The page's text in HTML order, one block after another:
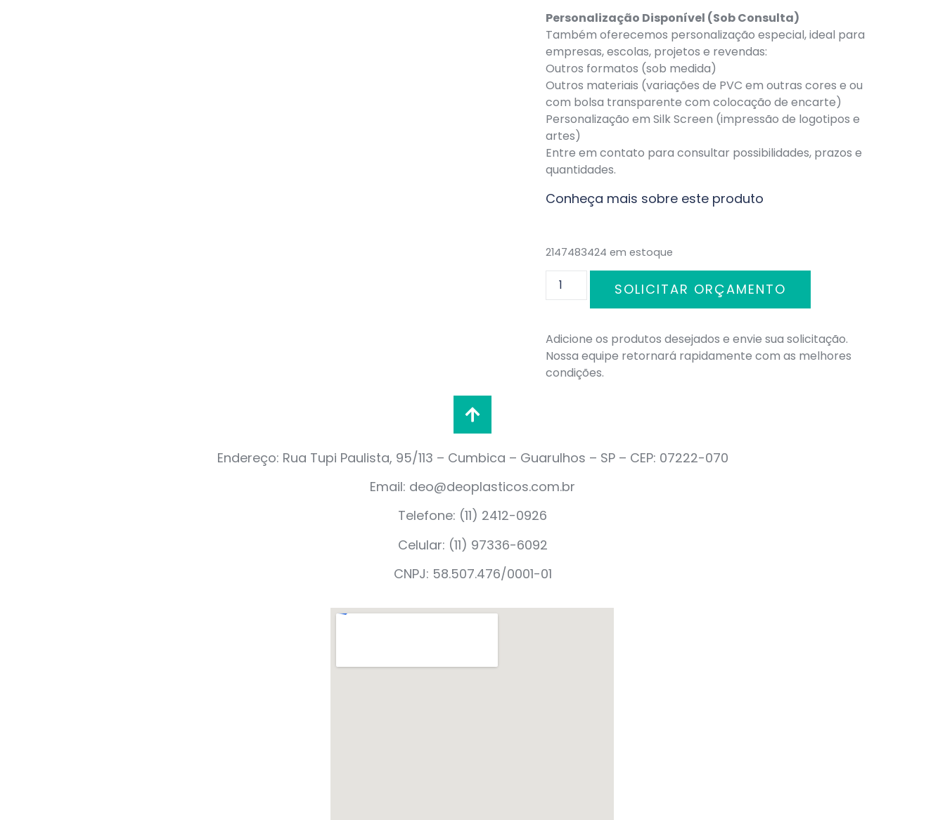
Personalização Disponível (Sob Consulta)
Também oferecemos personalização especial, ideal para
empresas, escolas, projetos e revendas:
Outros formatos (sob medida)
Outros materiais (variações de PVC em outras cores e ou
com bolsa transparente com colocação de encarte)
Personalização em Silk Screen (impressão de logotipos e
artes)
Entre em contato para consultar possibilidades, prazos e
quantidades.
Conheça mais sobre este produto
2147483424 em estoque
SOLICITAR ORÇAMENTO
Adicione os produtos desejados e envie sua solicitação.
Nossa equipe retornará rapidamente com as melhores
condições.
Endereço: Rua Tupi Paulista, 95/113 – Cumbica – Guarulhos – SP – CEP: 07222-070
Email: deo@deoplasticos.com.br
Telefone: (11) 2412-0926
Celular: (11) 97336-6092
CNPJ: 58.507.476/0001-01